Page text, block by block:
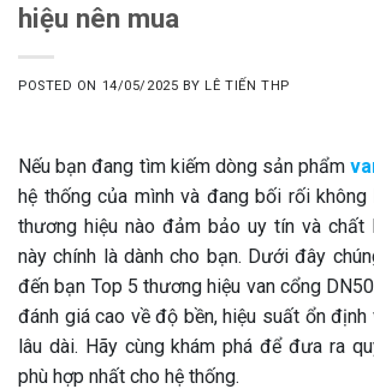
hiệu nên mua
POSTED ON 14/05/2025 BY LÊ TIẾN THP
Nếu bạn đang tìm kiếm dòng sản phẩm
hệ thống của mình và đang bối rối
thương hiệu nào đảm bảo uy tín và chất
này chính là dành cho bạn. Dưới đây
đến bạn Top 5 thương hiệu van cổng
đánh giá cao về độ bền, hiệu suất ổn
lâu dài. Hãy cùng khám phá để đưa ra
phù hợp nhất cho hệ thống.